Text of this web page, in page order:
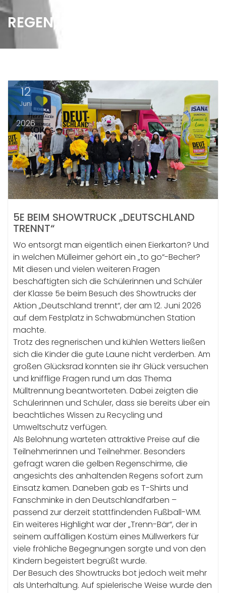
REGEN, RÄTSEL, RECYCLING
12
Juni
2026
5E BEIM SHOWTRUCK „DEUTSCHLAND
TRENNT“
Wo entsorgt man eigentlich einen Eierkarton? Und
in welchen Mülleimer gehört ein „to go“-Becher?
Mit diesen und vielen weiteren Fragen
beschäftigten sich die Schülerinnen und Schüler
der Klasse 5e beim Besuch des Showtrucks der
Aktion „Deutschland trennt“, der am 12. Juni 2026
auf dem Festplatz in Schwabmünchen Station
machte.
Trotz des regnerischen und kühlen Wetters ließen
sich die Kinder die gute Laune nicht verderben. Am
großen Glücksrad konnten sie ihr Glück versuchen
und knifflige Fragen rund um das Thema
Mülltrennung beantworteten. Dabei zeigten die
Schülerinnen und Schüler, dass sie bereits über ein
beachtliches Wissen zu Recycling und
Umweltschutz verfügen.
Als Belohnung warteten attraktive Preise auf die
Teilnehmerinnen und Teilnehmer. Besonders
gefragt waren die gelben Regenschirme, die
angesichts des anhaltenden Regens sofort zum
Einsatz kamen. Daneben gab es T-Shirts und
Fanschminke in den Deutschlandfarben –
passend zur derzeit stattfindenden Fußball-WM.
Ein weiteres Highlight war der „Trenn-Bär“, der in
seinem auffälligen Kostüm eines Müllwerkers für
viele fröhliche Begegnungen sorgte und von den
Kindern begeistert begrüßt wurde.
Der Besuch des Showtrucks bot jedoch weit mehr
als Unterhaltung. Auf spielerische Weise wurde den